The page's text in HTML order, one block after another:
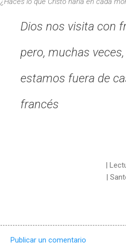
Dios nos visita con
pero, muchas
estamos fuera de
francés
|
|
Publicar un comentario